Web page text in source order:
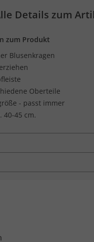
Details zum
zum Produkt
Blusenkragen
Oberteile
- passt immer
40-45 cm.